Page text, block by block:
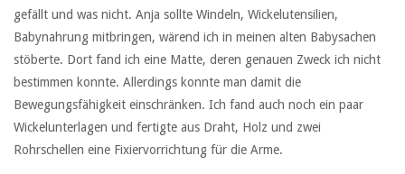
gefällt und was nicht. Anja sollte Windeln, Wickelutensilien,
Babynahrung mitbringen, wärend ich in meinen alten Babysachen
stöberte. Dort fand ich eine Matte, deren genauen Zweck ich nicht
bestimmen konnte. Allerdings konnte man damit die
Bewegungsfähigkeit einschränken. Ich fand auch noch ein paar
Wickelunterlagen und fertigte aus Draht, Holz und zwei
Rohrschellen eine Fixiervorrichtung für die Arme.